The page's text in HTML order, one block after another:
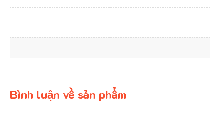
Bình luận về sản phẩm